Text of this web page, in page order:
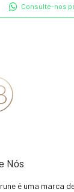
Consulte-nos
Nós
é uma marca